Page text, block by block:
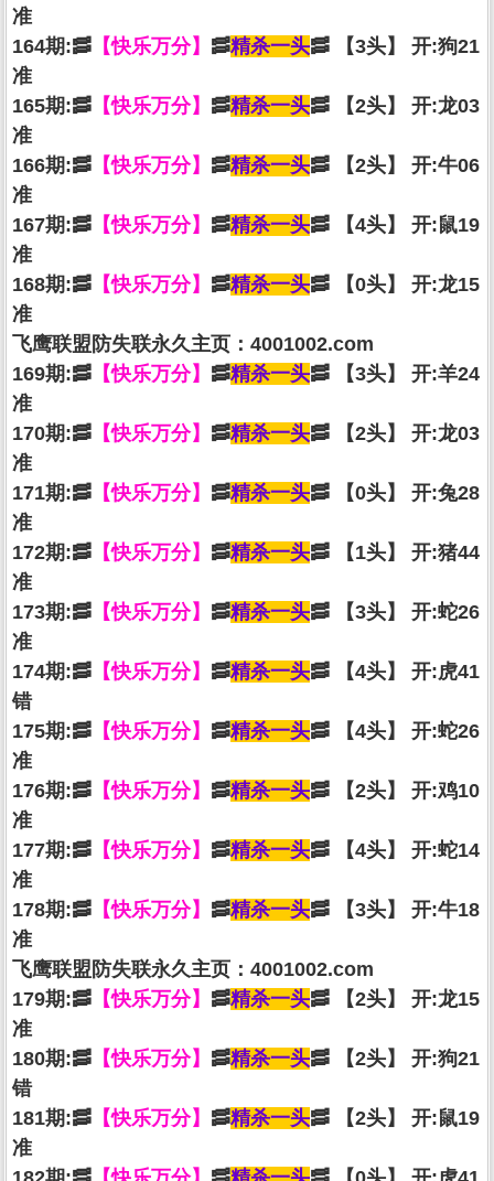
准
164期:🥓【快乐万分】 🥓精杀一头🥓 【3头】 开:狗21
准
165期:🥓【快乐万分】 🥓精杀一头🥓 【2头】 开:龙03
准
166期:🥓【快乐万分】 🥓精杀一头🥓 【2头】 开:牛06
准
167期:🥓【快乐万分】 🥓精杀一头🥓 【4头】 开:鼠19
准
168期:🥓【快乐万分】 🥓精杀一头🥓 【0头】 开:龙15
准
飞鹰联盟防失联永久主页：4001002.com
169期:🥓【快乐万分】 🥓精杀一头🥓 【3头】 开:羊24
准
170期:🥓【快乐万分】 🥓精杀一头🥓 【2头】 开:龙03
准
171期:🥓【快乐万分】 🥓精杀一头🥓 【0头】 开:兔28
准
172期:🥓【快乐万分】 🥓精杀一头🥓 【1头】 开:猪44
准
173期:🥓【快乐万分】 🥓精杀一头🥓 【3头】 开:蛇26
准
174期:🥓【快乐万分】 🥓精杀一头🥓 【4头】 开:虎41
错
175期:🥓【快乐万分】 🥓精杀一头🥓 【4头】 开:蛇26
准
176期:🥓【快乐万分】 🥓精杀一头🥓 【2头】 开:鸡10
准
177期:🥓【快乐万分】 🥓精杀一头🥓 【4头】 开:蛇14
准
178期:🥓【快乐万分】 🥓精杀一头🥓 【3头】 开:牛18
准
飞鹰联盟防失联永久主页：4001002.com
179期:🥓【快乐万分】 🥓精杀一头🥓 【2头】 开:龙15
准
180期:🥓【快乐万分】 🥓精杀一头🥓 【2头】 开:狗21
错
181期:🥓【快乐万分】 🥓精杀一头🥓 【2头】 开:鼠19
准